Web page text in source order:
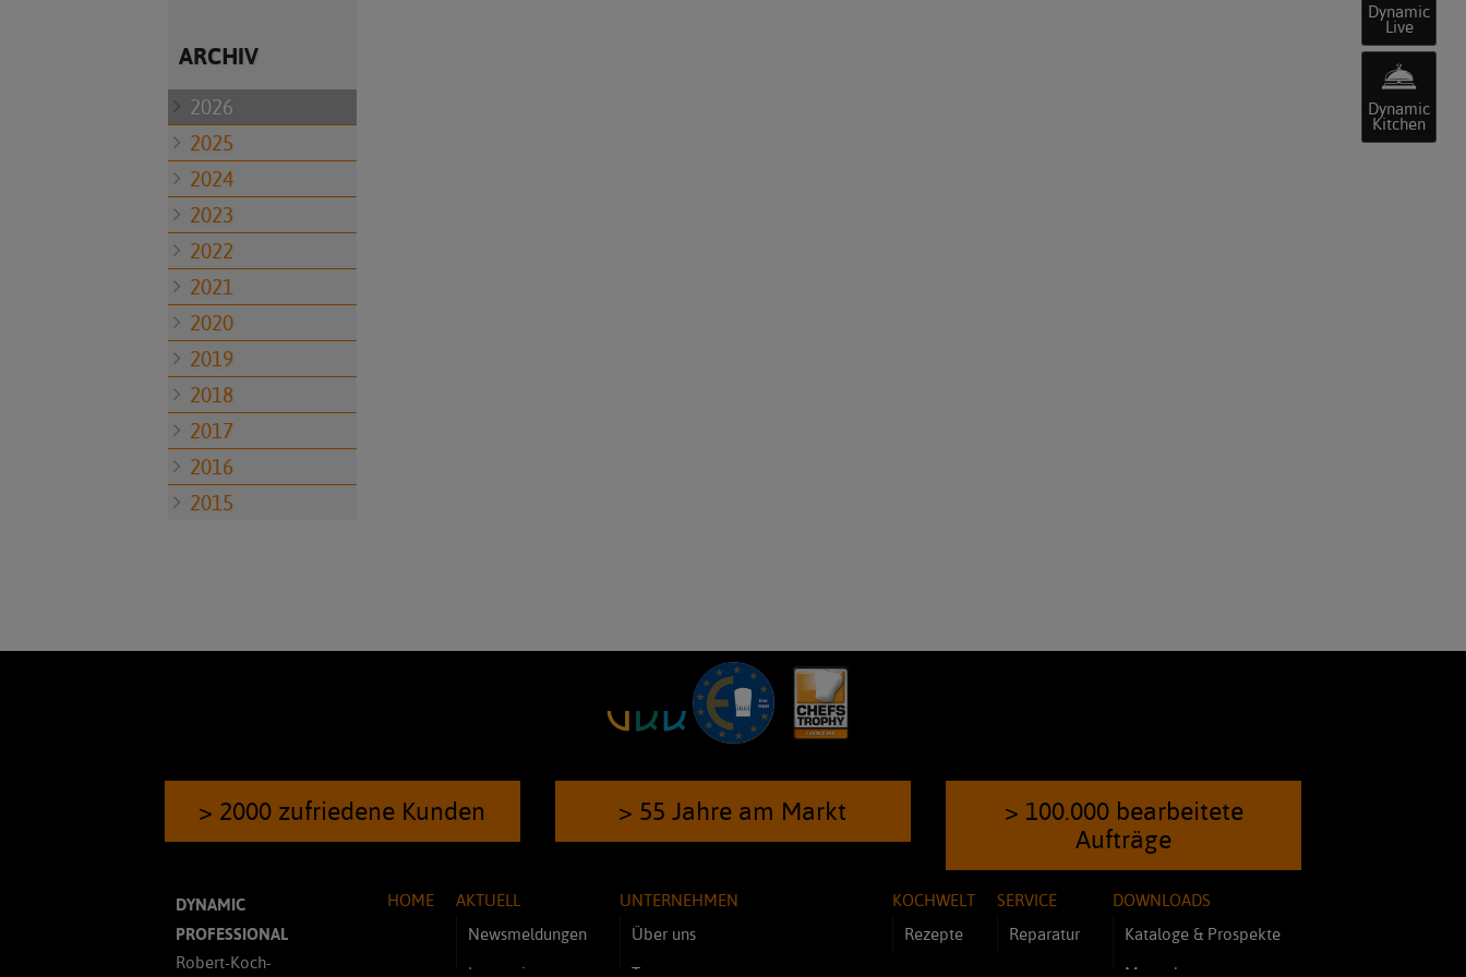
Dynamic
Live
Dynamic
Kitchen
ARCHIV
2026
2025
2024
2023
2022
2021
2020
2019
2018
2017
2016
2015
> 2000 zufriedene Kunden > 55 Jahre am Markt
> 100.000 bearbeitete
Aufträge
DYNAMIC
PROFESSIONAL
Robert-Koch-
HOME
AKTUELL
Newsmeldungen
Innovationen
UNTERNEHMEN
Über uns
Team
KOCHWELT
Rezepte
SERVICE
Reparatur
DOWNLOADS
Kataloge & Prospekte
Manuals